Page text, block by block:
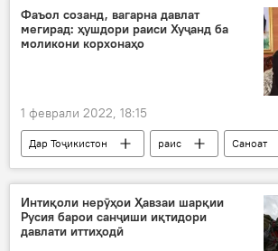
баҳси марзӣ
ҳисоб
хисорот
Фаъол созанд, вагарна давлат
мегирад: ҳушдори раиси Хуҷанд ба
моликони корхонаҳо
1 феврали 2022, 18:15
Дар Тоҷикистон раис
Саноат
Хуҷанд
коргоҳ
Интиқоли нерӯҳои Ҳавзаи шарқии
Русия барои санҷиши иқтидори
давлати иттиҳодӣ